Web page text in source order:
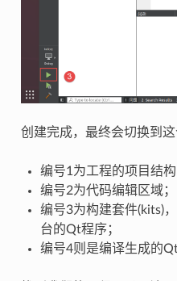
创建完成，最终会切换到这
编号1为工程的项目结
编号2为代码编辑区域；
编号3为构建套件(kits)
台的Qt程序；
编号4则是编译生成的Qt